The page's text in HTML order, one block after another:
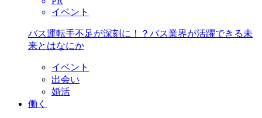
イベント
バス運転手不足が深刻に！？バス業界が活躍できる未
来とはなにか
イベント
出会い
婚活
働く